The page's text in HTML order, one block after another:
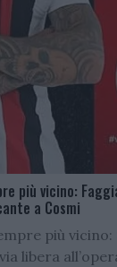
più vicino:
a Cosmi
più
libera